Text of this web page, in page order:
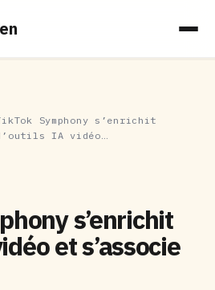
Symphony s’enrichit
IA vidéo…
s’enrichit
et s’associe